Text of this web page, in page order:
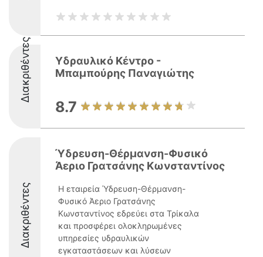
Διακριθέντες
Υδραυλικό Κέντρο -
Μπαμπούρης Παναγιώτης
8.7
Διακριθέντες
Ύδρευση-Θέρμανση-Φυσικό
Άεριο Γρατσάνης Κωνσταντίνος
Η εταιρεία Ύδρευση-Θέρμανση-
Φυσικό Άεριο Γρατσάνης
Κωνσταντίνος εδρεύει στα Τρίκαλα
και προσφέρει ολοκληρωμένες
υπηρεσίες υδραυλικών
εγκαταστάσεων και λύσεων